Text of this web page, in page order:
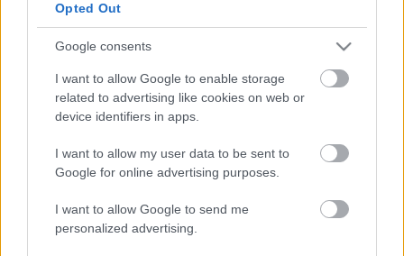
Opted Out
Google consents
I want to allow Google to enable storage
related to advertising like cookies on web or
device identifiers in apps.
I want to allow my user data to be sent to
Google for online advertising purposes.
I want to allow Google to send me
personalized advertising.
Poligamycímű film musical változatát kettős
szereposztásban játsszák a Madách Színházban, a
EszterésKovalik Ági, Gallusz Nikolett
Oroszlán Szonja,valamintSánta László
Székhelyi Józsefis feltűnik a darabban.